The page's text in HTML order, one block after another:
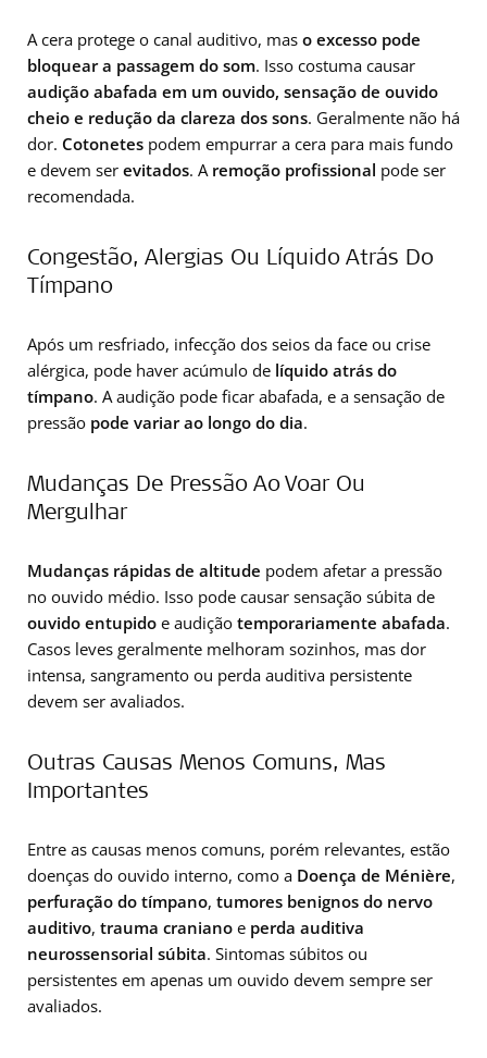
A cera protege o canal auditivo, mas o excesso pode
bloquear a passagem do som. Isso costuma causar
audição abafada em um ouvido, sensação de ouvido
cheio e redução da clareza dos sons. Geralmente não há
dor. Cotonetes podem empurrar a cera para mais fundo
e devem ser evitados. A remoção profissional pode ser
recomendada.
Congestão, Alergias Ou Líquido Atrás Do
Tímpano
Após um resfriado, infecção dos seios da face ou crise
alérgica, pode haver acúmulo de líquido atrás do
tímpano. A audição pode ficar abafada, e a sensação de
pressão pode variar ao longo do dia.
Mudanças De Pressão Ao Voar Ou
Mergulhar
Mudanças rápidas de altitude podem afetar a pressão
no ouvido médio. Isso pode causar sensação súbita de
ouvido entupido e audição temporariamente abafada.
Casos leves geralmente melhoram sozinhos, mas dor
intensa, sangramento ou perda auditiva persistente
devem ser avaliados.
Outras Causas Menos Comuns, Mas
Importantes
Entre as causas menos comuns, porém relevantes, estão
doenças do ouvido interno, como a Doença de Ménière,
perfuração do tímpano, tumores benignos do nervo
auditivo, trauma craniano e perda auditiva
neurossensorial súbita. Sintomas súbitos ou
persistentes em apenas um ouvido devem sempre ser
avaliados.